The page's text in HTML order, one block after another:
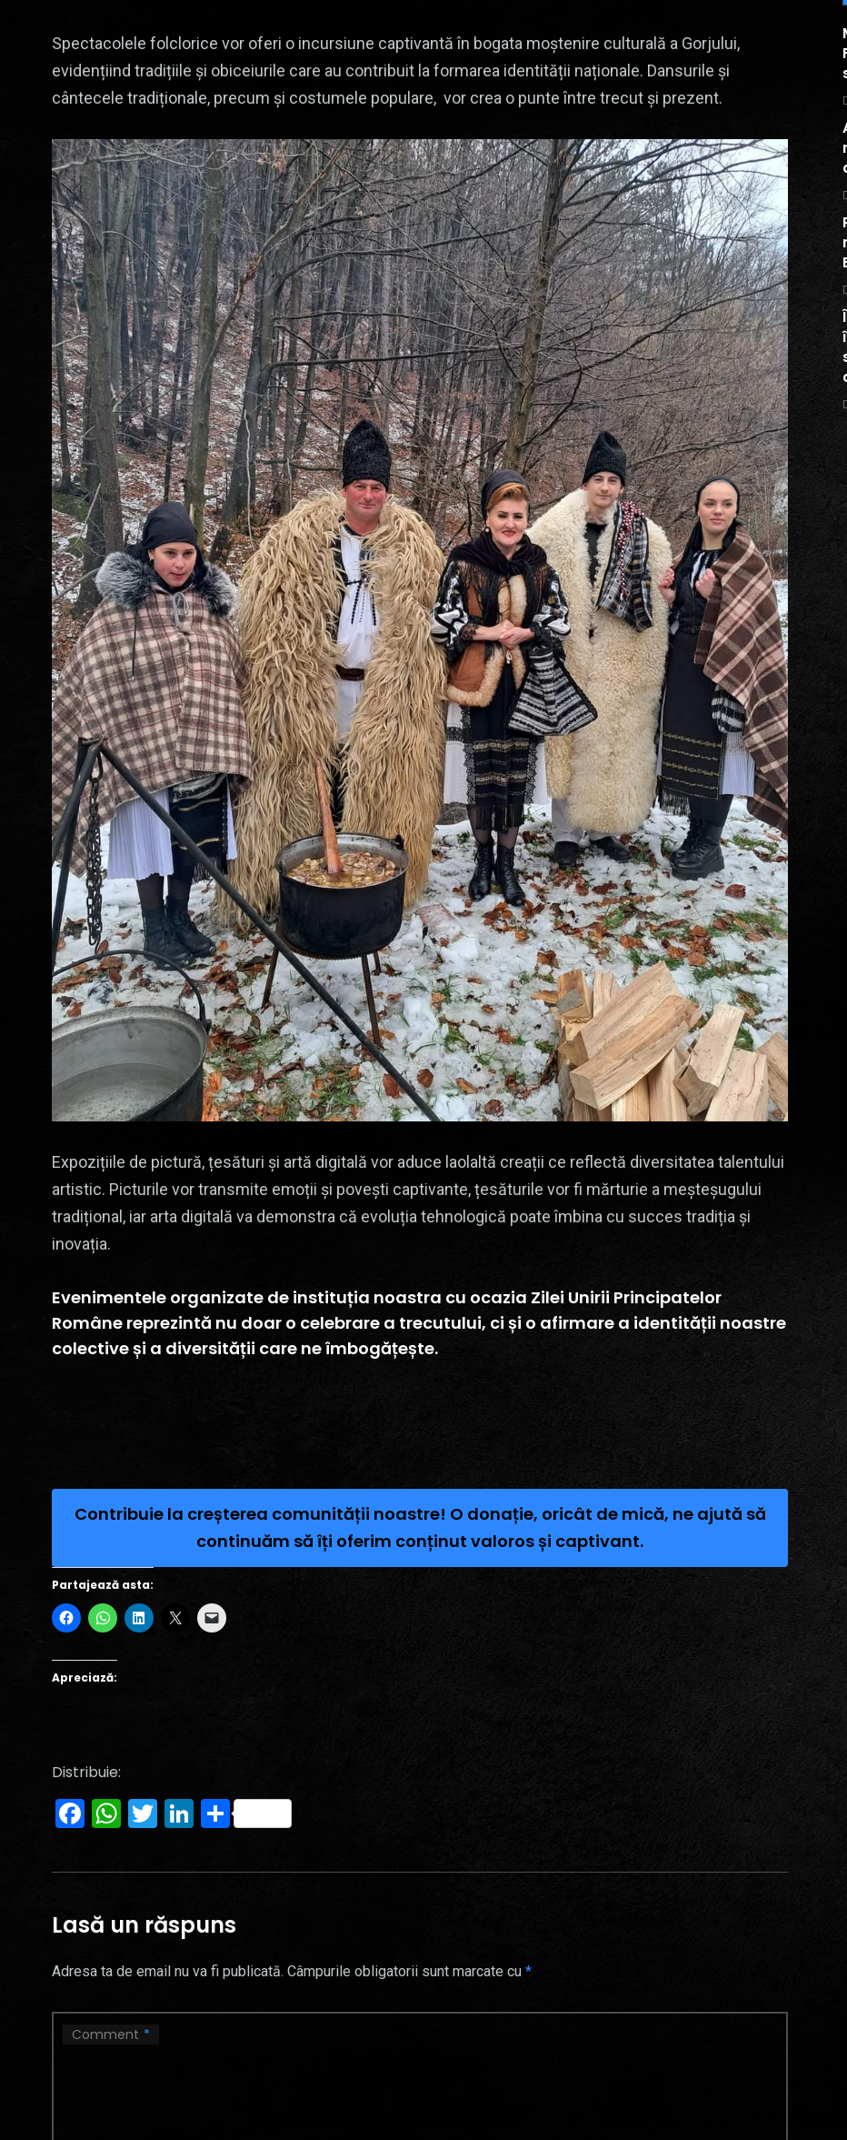
Spectacolele folclorice vor oferi o incursiune captivantă în bogata moștenire culturală a Gorjului,
evidențiind tradițiile și obiceiurile care au contribuit la formarea identității naționale. Dansurile și
cântecele tradiționale, precum și costumele populare, vor crea o punte între trecut și prezent.
Expozițiile de pictură, țesături și artă digitală vor aduce laolaltă creații ce reflectă diversitatea talentului
artistic. Picturile vor transmite emoții și povești captivante, țesăturile vor fi mărturie a meșteșugului
tradițional, iar arta digitală va demonstra că evoluția tehnologică poate îmbina cu succes tradiția și
inovația.
Evenimentele organizate de instituția noastra cu ocazia Zilei Unirii Principatelor
Române reprezintă nu doar o celebrare a trecutului, ci și o afirmare a identității noastre
colective și a diversității care ne îmbogățește.
Contribuie la creșterea comunității noastre! O donație, oricât de mică, ne ajută să
continuăm să îți oferim conținut valoros și captivant.
Partajează asta:
Apreciază:
Distribuie:
Facebook
WhatsApp
Twitter
LinkedIn
Partajează
Lasă un răspuns
Adresa ta de email nu va fi publicată. Câmpurile obligatorii sunt marcate cu *
Comment *